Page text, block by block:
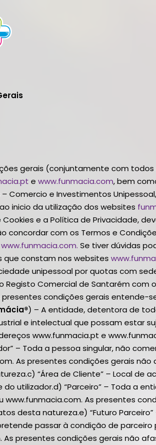
gerais (conjuntamente com
ewww.funmacia.com, bem
Comercio e Investimentos Unipessoal,
inicio da utilização dos websites
Cookies e a Política de Privacidade,
concordar com os Termos e
www.funmacia.com. Se tiver dúvidas
que constam nos websites
unipessoal por quotas com
Registo Comercial de Santarém com
condições gerais entende-
) – A entidade, detentora de
e intelectual que possam estar
www.funmacia.pt e
– Toda a pessoa singular, não
As presentes condições gerais
“Área de Cliente” – Local de
do utilizador.d) “Parceiro” – Toda a
www.funmacia.com. As presentes
desta natureza.e) “Futuro
passar à condição de
As presentes condições gerais não